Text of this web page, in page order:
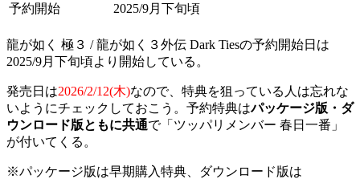
予約開始 2025/9月下旬頃
龍が如く 極３ / 龍が如く３外伝 Dark Tiesの予約開始日は
2025/9月下旬頃より開始している。
発売日は2026/2/12(木)なので、特典を狙っている人は忘れな
いようにチェックしておこう。予約特典はパッケージ版・ダ
ウンロード版ともに共通で「ツッパリメンバー 春日一番」
が付いてくる。
※パッケージ版は早期購入特典、ダウンロード版は